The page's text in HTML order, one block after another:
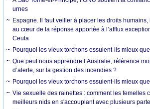
urnes
Espagne. Il faut veiller à placer les droits humains,
au cœur de la réponse apportée à l’afflux
Ceuta
Pourquoi les vieux torchons essuient-ils mieux
Que peut nous apprendre l’Australie, référence
d’alerte, sur la gestion des incendies ?
Pourquoi les vieux torchons essuient-ils mieux
Vie sexuelle des rainettes : comment les femelles
meilleurs nids en s'accouplant avec plusieurs